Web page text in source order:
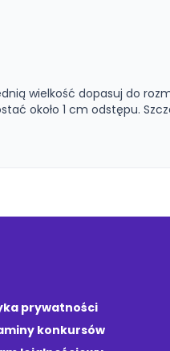
wielkość dopasuj do
około 1 cm odstępu.
prywatności
konkursów